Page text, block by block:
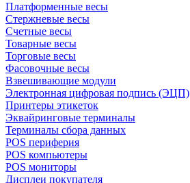
Платформенные весы
Стержневые весы
Счетные весы
Товарные весы
Торговые весы
Фасовочные весы
Взвешивающие модули
Электронная цифровая подпись (ЭЦП)
Принтеры этикеток
Эквайринговые терминалы
Терминалы сбора данных
POS периферия
POS компьютеры
POS мониторы
Дисплеи покупателя